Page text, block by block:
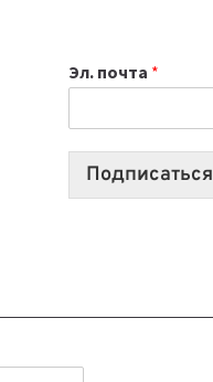
Эл. почта *
Подписаться